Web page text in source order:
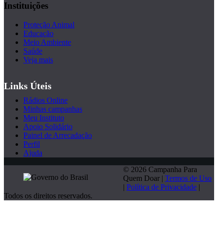
Instituições
Proteção Animal
Educação
Meio Ambiente
Saúde
Veja mais
Links Úteis
Rádios Online
Minhas campanhas
Meu Instituto
Apoio Solidário
Painel de Arrecadação
Perfil
Ajuda
© 2026 Campanha Para
Quem Doar | Termos de Uso
| Política de Privacidade |
Todos os direitos reservados.